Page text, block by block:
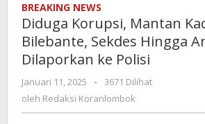
Bilebante,
Sekdes
Hingga
BPD
ke
BREAKING NEWS
Diduga Korupsi, Mantan
Bilebante, Sekdes Hingga
Dilaporkan ke Polisi
Januari 11, 2025
oleh
Redaksi
-
3671 Dilihat
oleh Redaksi Koranlombok